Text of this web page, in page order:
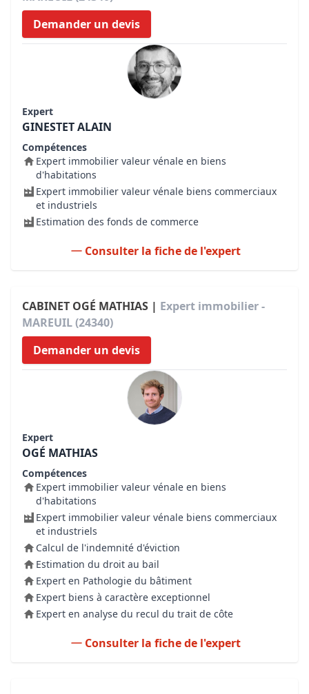
Demander un devis
Expert
GINESTET ALAIN
Compétences
Expert immobilier valeur vénale en biens
d'habitations
Expert immobilier valeur vénale biens commerciaux
et industriels
Estimation des fonds de commerce
Consulter la fiche de l'expert
CABINET OGÉ MATHIAS | Expert immobilier -
MAREUIL (24340)
Demander un devis
Expert
OGÉ MATHIAS
Compétences
Expert immobilier valeur vénale en biens
d'habitations
Expert immobilier valeur vénale biens commerciaux
et industriels
Calcul de l'indemnité d'éviction
Estimation du droit au bail
Expert en Pathologie du bâtiment
Expert biens à caractère exceptionnel
Expert en analyse du recul du trait de côte
Consulter la fiche de l'expert